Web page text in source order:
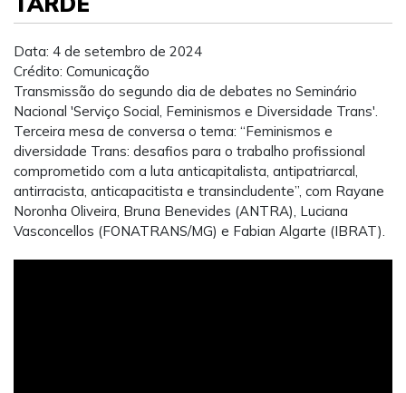
Data: 4 de setembro de 2024
Crédito: Comunicação
Transmissão do segundo dia de debates no Seminário
Nacional 'Serviço Social, Feminismos e Diversidade Trans'.
Terceira mesa de conversa o tema: “Feminismos e
diversidade Trans: desafios para o trabalho profissional
comprometido com a luta anticapitalista, antipatriarcal,
antirracista, anticapacitista e transincludente”, com Rayane
Noronha Oliveira, Bruna Benevides (ANTRA), Luciana
Vasconcellos (FONATRANS/MG) e Fabian Algarte (IBRAT).